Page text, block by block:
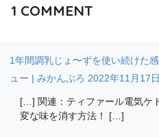
1 COMMENT
1年間調乳じょ〜ずを使い続けた
ュー | みかんぶろ 2022年11月17日
[…] 関連：ティファール電気ケ
変な味を消す方法！ […]